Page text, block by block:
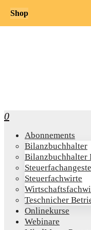
0
Abon­ne­ments
Bilanz­buch­hal­ter
Bilanz­buch­hal­ter
Steu­er­fach­wir­te
Teschni­cher
Online­kur­se
Web­i­na­re
Shop